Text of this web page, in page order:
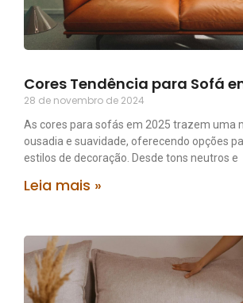
Cores Tendência para Sofá
28 de novembro de 2024
As cores para sofás em 2025 trazem uma
ousadia e suavidade, oferecendo opções
estilos de decoração. Desde tons neutros e
Leia mais »